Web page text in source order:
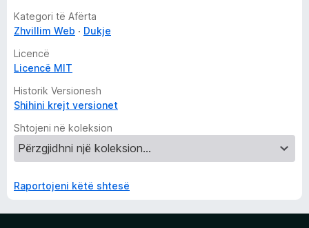
Kategori të Afërta
Zhvillim Web
Dukje
Licencë
Licencë MIT
Historik Versionesh
Shihini krejt versionet
Shtojeni në koleksion
Raportojeni këtë shtesë